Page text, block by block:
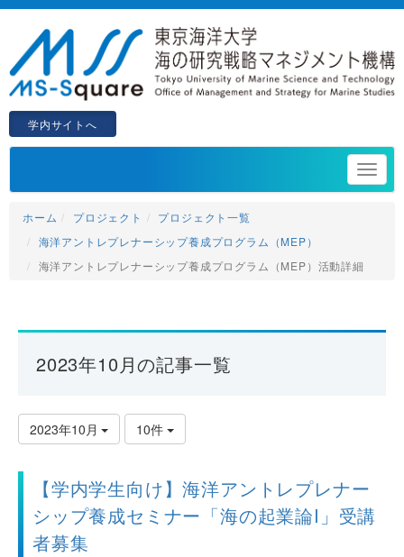
学内サイトへ
ホーム プロジェクト
プロジェクト一覧
海洋アントレプレナーシップ養成プログラム（MEP）
海洋アントレプレナーシップ養成プログラム（MEP）活動詳細
2023年10月の記事一覧
2023年10月 10件
【学内学生向け】海洋アントレプレナー
シップ養成セミナー「海の起業論I」受講
者募集